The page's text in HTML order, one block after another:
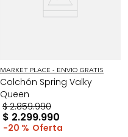
MARKET PLACE - ENVIO GRATIS
Colchón Spring Valky
Queen
$ 2.859.990
$ 2.299.990
20 %